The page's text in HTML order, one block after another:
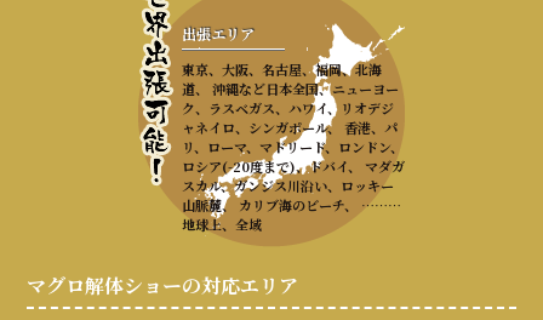
出張エリア
東京、大阪、名古屋、福岡、北海
道、 沖縄など日本全国、ニューヨー
ク、ラスベガス、ハワイ、リオデジ
ャネイロ、シンガポール、 香港、パ
リ、ローマ、マドリード、ロンドン、
ロシア(-20度まで)、ドバイ、 マダガ
スカル、ガンジス川沿い、ロッキー
山脈麓、 カリブ海のビーチ、 ………
地球上、全域
マグロ解体ショーの対応エリア